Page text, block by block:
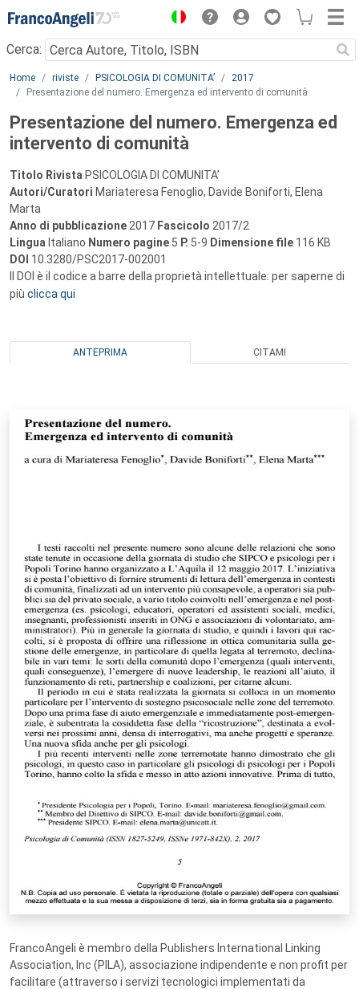
Menu
Cerca:
Main content
Home riviste PSICOLOGIA DI COMUNITA’
2017
Presentazione del numero. Emergenza ed intervento di comunità
Presentazione del numero. Emergenza ed
intervento di comunità
Titolo Rivista PSICOLOGIA DI COMUNITA’
Autori/Curatori Mariateresa Fenoglio, Davide Boniforti, Elena
Marta
Anno di pubblicazione 2017 Fascicolo 2017/2
Lingua Italiano Numero pagine 5 P. 5-9 Dimensione file 116 KB
DOI 10.3280/PSC2017-002001
Il DOI è il codice a barre della proprietà intellettuale: per saperne di
più clicca qui
ANTEPRIMA CITAMI
FrancoAngeli è membro della Publishers International Linking
Association, Inc (PILA), associazione indipendente e non profit per
facilitare (attraverso i servizi tecnologici implementati da